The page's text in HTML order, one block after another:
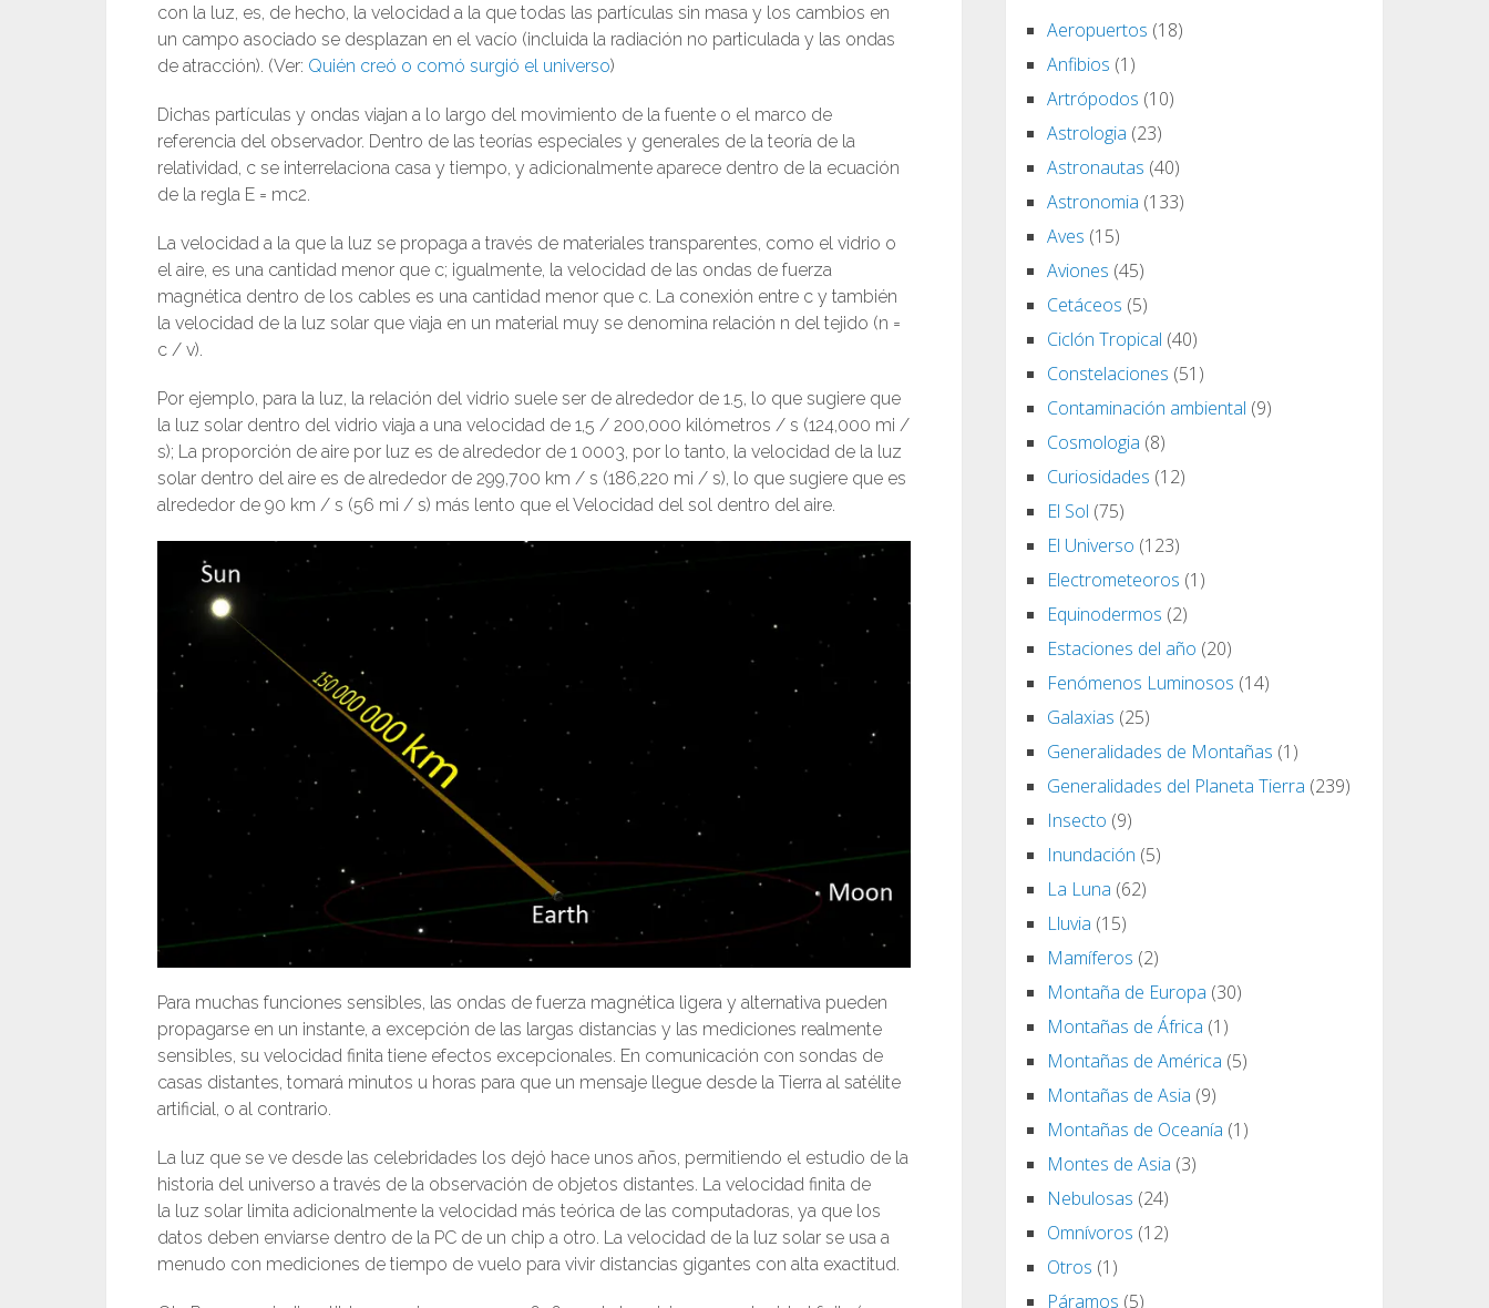
con la luz, es, de hecho, la velocidad a la que todas las partículas sin masa y los cambios en
un campo asociado se desplazan en el vacío (incluida la radiación no particulada y las ondas
de atracción). (Ver: Quién creó o comó surgió el universo)
Dichas partículas y ondas viajan a lo largo del movimiento de la fuente o el marco de
referencia del observador. Dentro de las teorías especiales y generales de la teoría de la
relatividad, c se interrelaciona casa y tiempo, y adicionalmente aparece dentro de la ecuación
de la regla E = mc2.
La velocidad a la que la luz se propaga a través de materiales transparentes, como el vidrio o
el aire, es una cantidad menor que c; igualmente, la velocidad de las ondas de fuerza
magnética dentro de los cables es una cantidad menor que c. La conexión entre c y también
la velocidad de la luz solar que viaja en un material muy se denomina relación n del tejido (n =
c / v).
Por ejemplo, para la luz, la relación del vidrio suele ser de alrededor de 1.5, lo que sugiere que
la luz solar dentro del vidrio viaja a una velocidad de 1,5 / 200,000 kilómetros / s (124,000 mi /
s); La proporción de aire por luz es de alrededor de 1 0003, por lo tanto, la velocidad de la luz
solar dentro del aire es de alrededor de 299,700 km / s (186,220 mi / s), lo que sugiere que es
alrededor de 90 km / s (56 mi / s) más lento que el Velocidad del sol dentro del aire.
Para muchas funciones sensibles, las ondas de fuerza magnética ligera y alternativa pueden
propagarse en un instante, a excepción de las largas distancias y las mediciones realmente
sensibles, su velocidad finita tiene efectos excepcionales. En comunicación con sondas de
casas distantes, tomará minutos u horas para que un mensaje llegue desde la Tierra al satélite
artificial, o al contrario.
La luz que se ve desde las celebridades los dejó hace unos años, permitiendo el estudio de la
historia del universo a través de la observación de objetos distantes. La velocidad finita de
la luz solar limita adicionalmente la velocidad más teórica de las computadoras, ya que los
datos deben enviarse dentro de la PC de un chip a otro. La velocidad de la luz solar se usa a
menudo con mediciones de tiempo de vuelo para vivir distancias gigantes con alta exactitud.
Aeropuertos (18)
Anfibios (1)
Artrópodos (10)
Astrologia (23)
Astronautas (40)
Astronomia (133)
Aves (15)
Aviones (45)
Cetáceos (5)
Ciclón Tropical (40)
Constelaciones (51)
Contaminación ambiental (9)
Cosmologia (8)
Curiosidades (12)
El Sol (75)
El Universo (123)
Electrometeoros (1)
Equinodermos (2)
Estaciones del año (20)
Fenómenos Luminosos (14)
Galaxias (25)
Generalidades de Montañas (1)
Generalidades del Planeta Tierra (239)
Insecto (9)
Inundación (5)
La Luna (62)
Lluvia (15)
Mamíferos (2)
Montaña de Europa (30)
Montañas de África (1)
Montañas de América (5)
Montañas de Asia (9)
Montañas de Oceanía (1)
Montes de Asia (3)
Nebulosas (24)
Omnívoros (12)
Otros (1)
Páramos (5)